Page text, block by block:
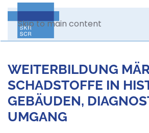
Skip to main content
WEITERBILDUNG
SCHADSTOFFE IN
GEBÄUDEN,
UMGANG